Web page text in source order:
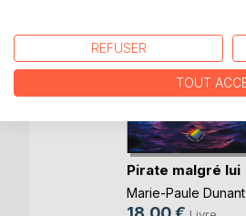
Pirate malgré lui
Marie-Paule Dunant
REFUSER
TOUT